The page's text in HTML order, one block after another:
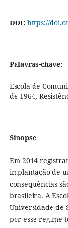
DOI: https://
Palavras-chave:
Escola de
de 1964,
Sinopse
Em 2014
implantação de
consequências
brasileira. A
Universidade de
por esse regime